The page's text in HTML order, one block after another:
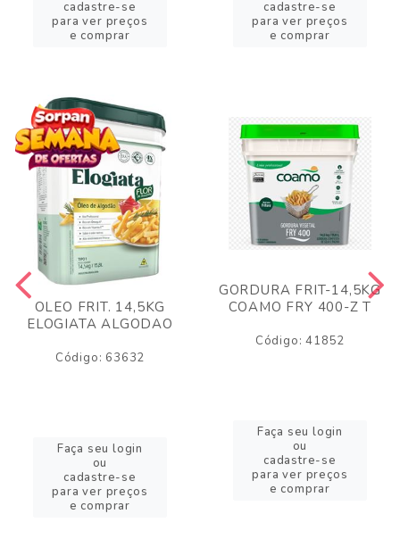
cadastre-se
para ver preços
e comprar
cadastre-se
para ver preços
e comprar
OLEO FRIT. 14,5KG
ELOGIATA ALGODAO
Código: 63632
Faça seu login
ou
cadastre-se
para ver preços
e comprar
GORDURA FRIT-14,5KG
COAMO FRY 400-Z T
Código: 41852
Faça seu login
ou
cadastre-se
para ver preços
e comprar